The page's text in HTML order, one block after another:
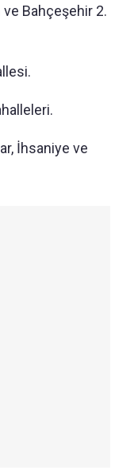
ve Bahçeşehir 2.
İhsaniye ve